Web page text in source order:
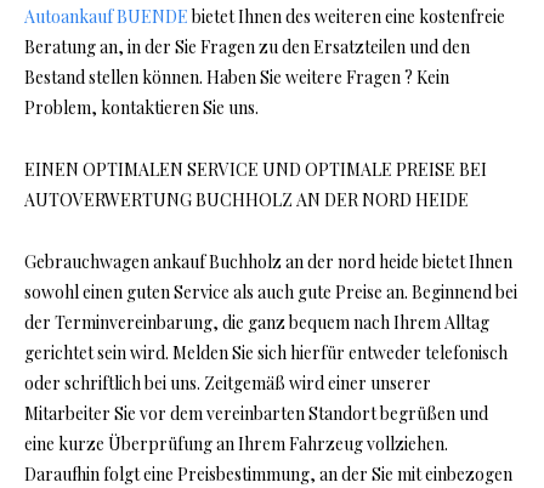
Autoankauf BUENDEbietet Ihnen des weiteren eine kostenfreie
Beratung an, in der Sie Fragen zu den Ersatzteilen und den
Bestand stellen können. Haben Sie weitere Fragen ? Kein
Problem, kontaktieren Sie uns.
EINEN OPTIMALEN SERVICE UND OPTIMALE PREISE BEI
AUTOVERWERTUNG BUCHHOLZ AN DER NORD HEIDE
Gebrauchwagen ankauf Buchholz an der nord heide bietet Ihnen
sowohl einen guten Service als auch gute Preise an. Beginnend bei
der Terminvereinbarung, die ganz bequem nach Ihrem Alltag
gerichtet sein wird. Melden Sie sich hierfür entweder telefonisch
oder schriftlich bei uns. Zeitgemäß wird einer unserer
Mitarbeiter Sie vor dem vereinbarten Standort begrüßen und
eine kurze Überprüfung an Ihrem Fahrzeug vollziehen.
Daraufhin folgt eine Preisbestimmung, an der Sie mit einbezogen